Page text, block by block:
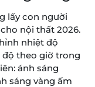
lấy con người
nội thất 2026.
nhiệt độ
theo giờ trong
ánh sáng
sáng vàng ấm